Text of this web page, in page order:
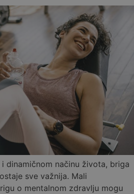
dinamičnom načinu života, briga
sve važnija. Mali
o mentalnom zdravlju mogu